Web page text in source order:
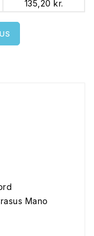
135,20 kr.
Mano